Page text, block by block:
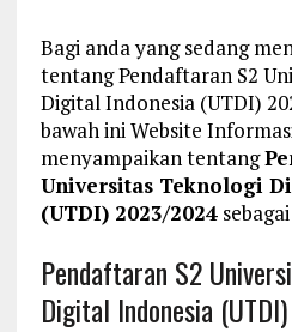
Bagi anda yang sedang
tentang Pendaftaran S2
Digital Indonesia (UTDI)
bawah ini Website
menyampaikan tentang
Universitas Teknologi
(UTDI) 2023/2024
Pendaftaran S2
Digital Indonesia